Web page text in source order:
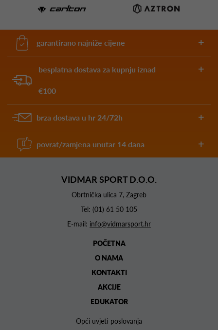
garantirano najniže cijene
besplatna dostava za kupnju iznad
€100
brza dostava u hr 24/72h
povrat/zamjena unutar 14 dana
VIDMAR SPORT D.O.O.
Obrtnička ulica 7, Zagreb
Tel: (01) 61 50 105
E-mail: info@vidmarsport.hr
POČETNA
O NAMA
KONTAKTI
AKCIJE
EDUKATOR
Opći uvjeti poslovanja